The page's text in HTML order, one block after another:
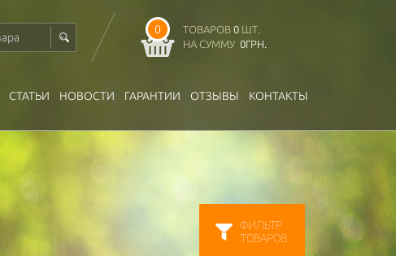
0 ТОВАРОВ 0 ШТ.
НА СУММУ 0ГРН.
СТАТЬИ НОВОСТИ ГАРАНТИИ ОТЗЫВЫ КОНТАКТЫ
ФИЛЬТР
ТОВАРОВ